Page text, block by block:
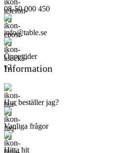
08-50 000 450
info@table.se
Öppettider
Information
Hur beställer jag?
Vanliga frågor
Hitta hit